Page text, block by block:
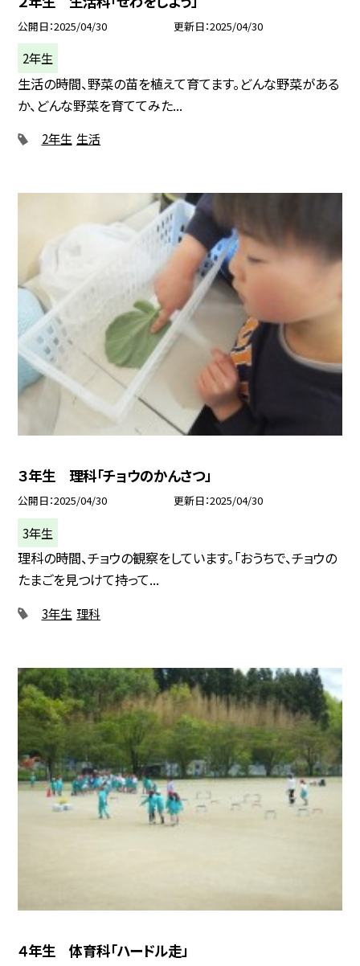
公開日 2025/04/30 更新日 2025/04/30
2年生
生活の時間、野菜の苗を植えて育てます。どんな野菜がある
か、どんな野菜を育ててみた...
2年生 生活
３年生 理科「チョウのかんさつ」
公開日 2025/04/30 更新日 2025/04/30
3年生
理科の時間、チョウの観察をしています。「おうちで、チョウの
たまごを見つけて持って...
3年生 理科
４年生 体育科「ハードル走」